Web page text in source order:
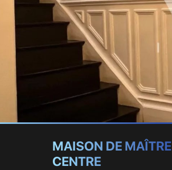
MAISON DE
CENTRE